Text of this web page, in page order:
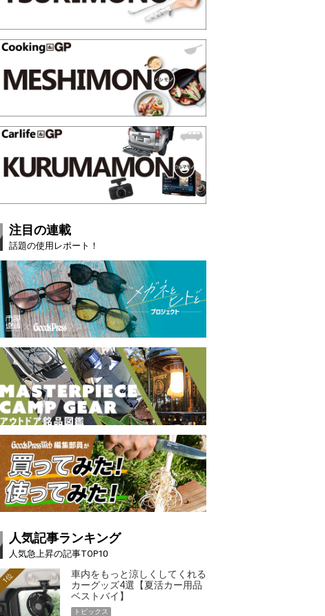
注目の連載
話題の使用レポート！
人気記事ランキング
人気急上昇の記事TOP10
車内をもっと涼しくしてくれる
カーグッズ4選【夏活カー用品
ベストバイ】
1位
トピックス